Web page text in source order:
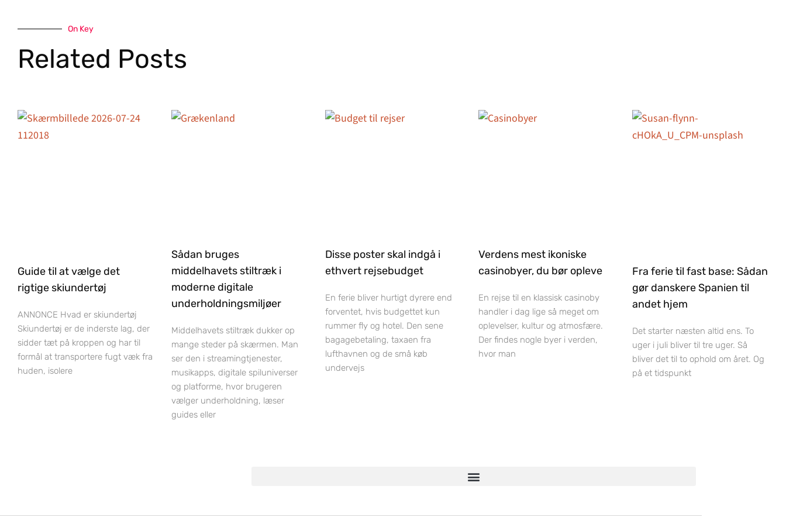
On Key
Related Posts
Guide til at vælge det
rigtige skiundertøj
ANNONCE Hvad er skiundertøj
Skiundertøj er de inderste lag, der
sidder tæt på kroppen og har til
formål at transportere fugt væk fra
huden, isolere
Sådan bruges
middelhavets stiltræk i
moderne digitale
underholdningsmiljøer
Middelhavets stiltræk dukker op
mange steder på skærmen. Man
ser den i streamingtjenester,
musikapps, digitale spiluniverser
og platforme, hvor brugeren
vælger underholdning, læser
guides eller
Disse poster skal indgå i
ethvert rejsebudget
En ferie bliver hurtigt dyrere end
forventet, hvis budgettet kun
rummer fly og hotel. Den sene
bagagebetaling, taxaen fra
lufthavnen og de små køb
undervejs
Verdens mest ikoniske
casinobyer, du bør opleve
En rejse til en klassisk casinoby
handler i dag lige så meget om
oplevelser, kultur og atmosfære.
Der findes nogle byer i verden,
hvor man
Fra ferie til fast base: Sådan
gør danskere Spanien til
andet hjem
Det starter næsten altid ens. To
uger i juli bliver til tre uger. Så
bliver det til to ophold om året. Og
på et tidspunkt